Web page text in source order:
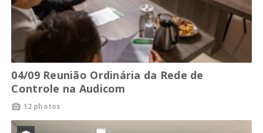
04/09 Reunião Ordinária da Rede de
Controle na Audicom
 12 photos